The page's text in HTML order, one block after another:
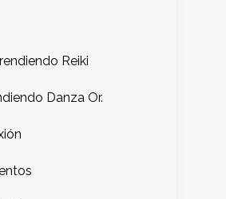
Reiki
Danza Or.